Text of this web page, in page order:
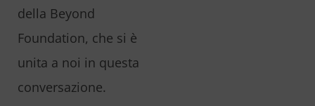
della Beyond
Foundation, che si è
unita a noi in questa
conversazione.